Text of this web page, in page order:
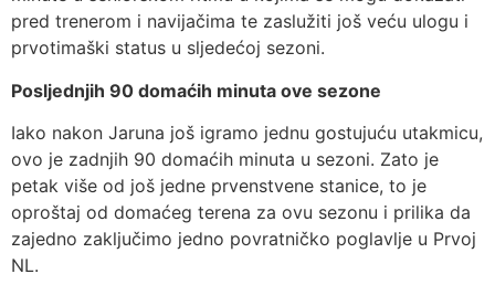
pred trenerom i navijačima te zaslužiti još veću ulogu i
prvotimaški status u sljedećoj sezoni.
Posljednjih 90 domaćih minuta ove sezone
Iako nakon Jaruna još igramo jednu gostujuću utakmicu,
ovo je zadnjih 90 domaćih minuta u sezoni. Zato je
petak više od još jedne prvenstvene stanice, to je
oproštaj od domaćeg terena za ovu sezonu i prilika da
zajedno zaključimo jedno povratničko poglavlje u Prvoj
NL.